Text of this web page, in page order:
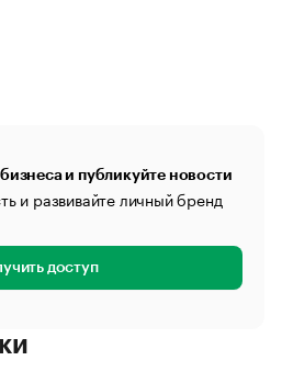
и публикуйте новости
и развивайте личный бренд
доступ